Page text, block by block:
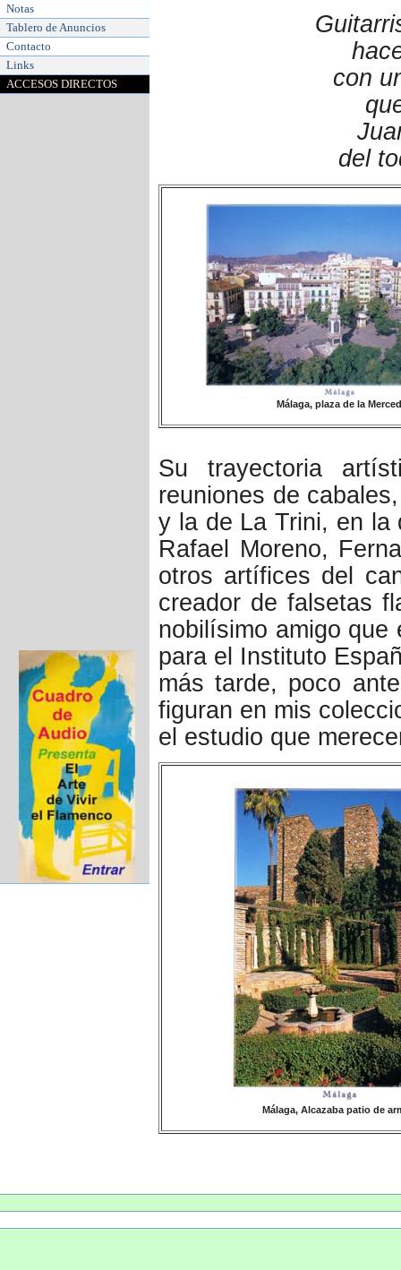
Notas
Tablero de Anuncios
Contacto
Links
ACCESOS DIRECTOS
con
del
Málaga, plaza de la Merced
Su trayectoria
reuniones de
y la de La Trini, en la
Rafael Moreno,
otros artífices del
creador de falsetas
nobilísimo amigo que
para el Instituto
más tarde, poco
figuran en mis
el estudio que
Málaga, Alcazaba patio de